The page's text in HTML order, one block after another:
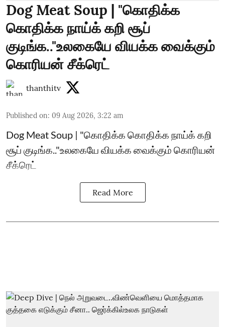
Dog Meat Soup | "கொதிக்க
கொதிக்க நாய்க் கறி சூப்
குடிங்க.."உலகையே வியக்க வைக்கும்
கொரியன் சீக்ரெட்
thanthitv
Published on: 09 Aug 2026, 3:22 am
Dog Meat Soup | "கொதிக்க கொதிக்க நாய்க் கறி
சூப் குடிங்க.."உலகையே வியக்க வைக்கும் கொரியன்
சீக்ரெட்
Read More